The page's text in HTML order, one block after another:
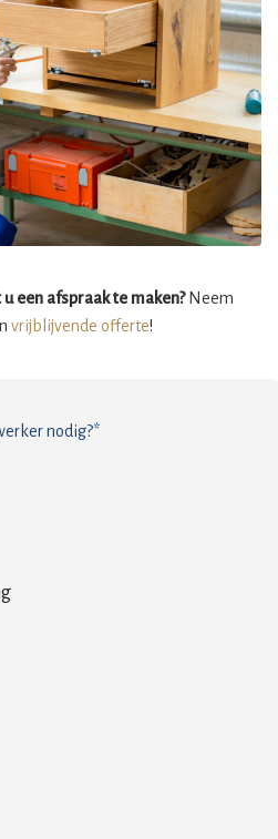
een afspraak te maken?Neem
vrijblijvende offerte!
nodig?*